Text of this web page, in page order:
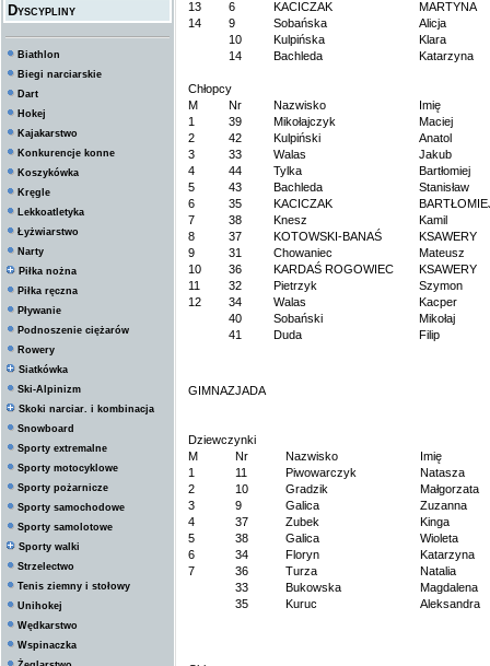
Dyscypliny
Biathlon
Biegi narciarskie
Dart
Hokej
Kajakarstwo
Konkurencje konne
Koszykówka
Kręgle
Lekkoatletyka
Łyżwiarstwo
Narty
Piłka nożna
Piłka ręczna
Pływanie
Podnoszenie ciężarów
Rowery
Siatkówka
Ski-Alpinizm
Skoki narciar. i kombinacja
Snowboard
Sporty extremalne
Sporty motocyklowe
Sporty pożarnicze
Sporty samochodowe
Sporty samolotowe
Sporty walki
Strzelectwo
Tenis ziemny i stołowy
Unihokej
Wędkarstwo
Wspinaczka
13
6 KACICZAK
MARTYNA
14
9 Sobańska
Alicja
10
Kulpińska
Klara
14
Bachleda Katarzyna
Chłopcy
M
Nr Nazwisko
Imię
1
39 Mikołajczyk
Maciej
2
42 Kulpiński
Anatol
3
33 Walas
Jakub
4
44 Tylka
Bartłomiej
5
43 Bachleda
Stanisław
6
35 KACICZAK
7
38 Knesz
Kamil
8
37 KOTOWSKI-BANAŚ
KSAWERY
9
31 Chowaniec
Mateusz
10
36 KARDAŚ ROGOWIEC
KSAWERY
11
32 Pietrzyk
Szymon
12
34 Walas
Kacper
40
Sobański
Mikołaj
41
Duda Filip
GIMNAZJADA
Dziewczynki
M
Nr Nazwisko
Imię
1
11 Piwowarczyk
Natasza
2
10 Gradzik
Małgorzata
3
9 Galica
Zuzanna
4
37 Zubek
Kinga
5
38 Galica
Wioleta
6
34 Floryn
Katarzyna
7
36 Turza
Natalia
33
Bukowska
Magdalena
35
Kuruc Aleksandra